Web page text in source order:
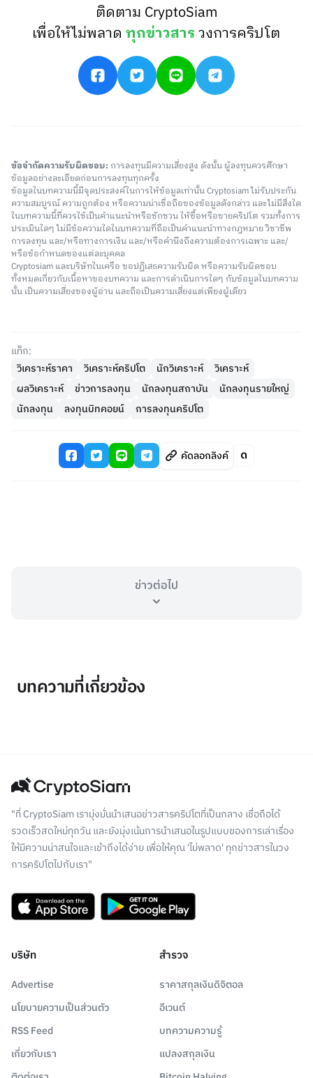
ติดตาม CryptoSiam
เพื่อให้ไม่พลาดทุกข่าวสารวงการคริปโต
ข้อจำกัดความรับผิดชอบ: การลงทุนมีความเสี่ยงสูง ดังนั้น ผู้ลงทุนควรศึกษา
ข้อมูลอย่างละเอียดก่อนการลงทุนทุกครั้ง
ข้อมูลในบทความนี้มีจุดประสงค์ในการให้ข้อมูลเท่านั้น Cryptosiam ไม่รับประกัน
ความสมบูรณ์ ความถูกต้อง หรือความน่าเชื่อถือของข้อมูลดังกล่าว และไม่มีสิ่งใด
ในบทความนี้ที่ควรใช้เป็นคำแนะนำหรือชักชวน ให้ซื้อหรือขายคริปโต รวมทั้งการ
ประเมินใดๆ ไม่มีข้อความใดในบทความที่ถือเป็นคำแนะนำทางกฎหมาย วิชาชีพ
การลงทุน และ/หรือทางการเงิน และ/หรือคำนึงถึงความต้องการเฉพาะ และ/
หรือข้อกำหนดของแต่ละบุคคล
Cryptosiam และบริษัทในเครือ ขอปฏิเสธความรับผิด หรือความรับผิดชอบ
ทั้งหมดเกี่ยวกับเนื้อหาของบทความ และการดำเนินการใดๆ กับข้อมูลในบทความ
นั้น เป็นความเสี่ยงของผู้อ่าน และถือเป็นความเสี่ยงแต่เพียงผู้เดียว
แท็ก:
วิเคราะห์ราคา
วิเคราะห์คริปโต นักวิเคราะห์
วิเคราะห์
ผลวิเคราะห์
ข่าวการลงทุน นักลงทุนสถาบัน
นักลงทุนรายใหญ่
นักลงทุน
ลงทุนบิทคอยน์ การลงทุนคริปโต
คัดลอกลิงค์
ข่าวต่อไป
บทความที่เกี่ยวข้อง
"ที่ CryptoSiam เรามุ่งมั่นนำเสนอข่าวสารคริปโตที่เป็นกลาง เชื่อถือได้
รวดเร็วสดใหม่ทุกวัน และยังมุ่งเน้นการนำเสนอในรูปแบบของการเล่าเรื่อง
ให้มีความน่าสนใจและเข้าถึงได้ง่าย เพื่อให้คุณ 'ไม่พลาด' ทุกข่าวสารในวง
การคริปโตไปกับเรา"
บริษัท
Advertise
นโยบายความเป็นส่วนตัว
RSS Feed
เกี่ยวกับเรา
สำรวจ
ราคาสกุลเงินดิจิตอล
อีเวนต์
บทความความรู้
แปลงสกุลเงิน